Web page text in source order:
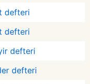
defteri
defteri
defteri
defteri